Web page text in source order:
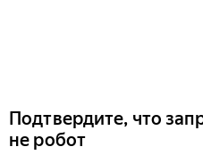
Подтвердите, что
не робот